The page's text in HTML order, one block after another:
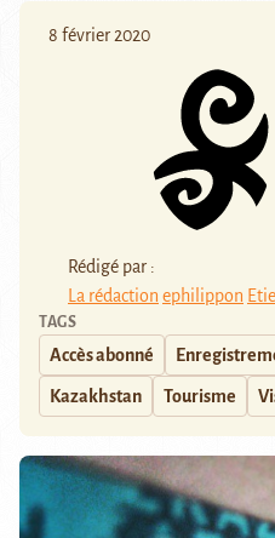
8 février 2020
Rédigé par :
La rédaction ephilippon
TAGS
Accès abonné
Kazakhstan Tourisme